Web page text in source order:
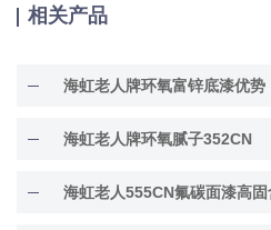
相关产品
海虹老人牌环氧富锌底漆优势
海虹老人牌环氧腻子352CN